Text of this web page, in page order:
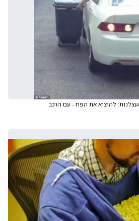
להוציא את הפח - עם הרכב